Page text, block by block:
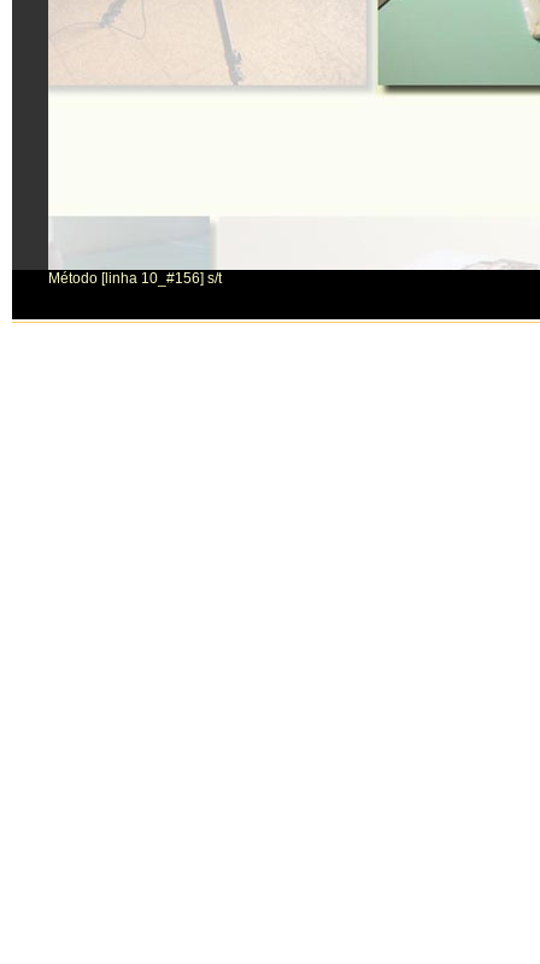
Método [linha 10_#156] s/t